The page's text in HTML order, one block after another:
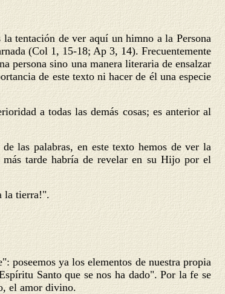
tentación de ver aquí un himno a la Persona
(Col 1, 15-18; Ap 3, 14). Frecuentemente
persona sino una manera literaria de ensalzar
de este texto ni hacer de él una especie
a todas las demás cosas; es anterior al
las palabras, en este texto hemos de ver la
tarde habría de revelar en su Hijo por el
la tierra!".
poseemos ya los elementos de nuestra propia
Santo que se nos ha dado". Por la fe se
el amor divino.